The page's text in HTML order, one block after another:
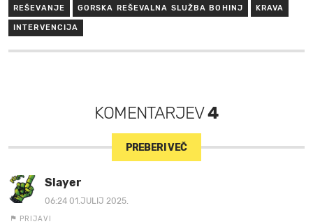
REŠEVANJE GORSKA REŠEVALNA SLUŽBA BOHINJ KRAVA
INTERVENCIJA
KOMENTARJEV4
PREBERI VEČ
Slayer
06:24 01.JULIJ 2025.
PRIJAVI